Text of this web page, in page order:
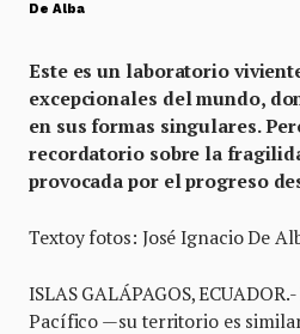
De Alba
Este es un laboratorio
excepcionales del mundo,
en sus formas singulares.
recordatorio sobre la
provocada por el progreso
Textoy fotos: José Ignacio De
ISLAS GALÁPAGOS,
Pacífico —su territorio es